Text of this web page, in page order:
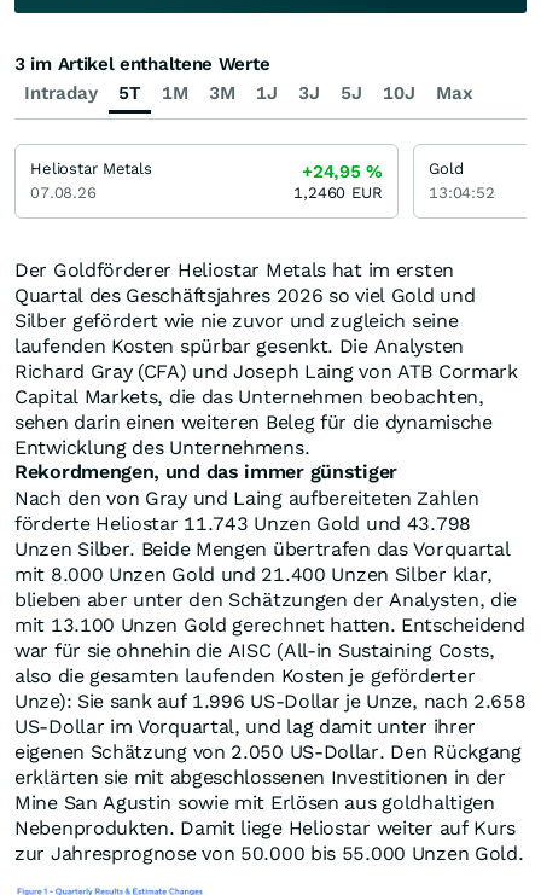
Der Goldförderer Heliostar Metals hat im ersten
Quartal des Geschäftsjahres 2026 so viel Gold und
Silber gefördert wie nie zuvor und zugleich seine
laufenden Kosten spürbar gesenkt. Die Analysten
Richard Gray (CFA) und Joseph Laing von ATB Cormark
Capital Markets, die das Unternehmen beobachten,
sehen darin einen weiteren Beleg für die dynamische
Entwicklung des Unternehmens.
Rekordmengen, und das immer günstiger
Nach den von Gray und Laing aufbereiteten Zahlen
förderte Heliostar 11.743 Unzen Gold und 43.798
Unzen Silber. Beide Mengen übertrafen das Vorquartal
mit 8.000 Unzen Gold und 21.400 Unzen Silber klar,
blieben aber unter den Schätzungen der Analysten, die
mit 13.100 Unzen Gold gerechnet hatten. Entscheidend
war für sie ohnehin die AISC (All-in Sustaining Costs,
also die gesamten laufenden Kosten je geförderter
Unze): Sie sank auf 1.996 US-Dollar je Unze, nach 2.658
US-Dollar im Vorquartal, und lag damit unter ihrer
eigenen Schätzung von 2.050 US-Dollar. Den Rückgang
erklärten sie mit abgeschlossenen Investitionen in der
Mine San Agustin sowie mit Erlösen aus goldhaltigen
Nebenprodukten. Damit liege Heliostar weiter auf Kurs
zur Jahresprognose von 50.000 bis 55.000 Unzen Gold.
Intraday 5T 1M 3M 1J 3J 5J 10J Max
3 im Artikel enthaltene Werte
Heliostar Metals
07.08.26
+24,95%
1,2460 EUR
Gold
13:04:52